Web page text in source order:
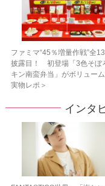
ファミマ“45％増量作戦”全
披露目！ 初登場「3色そぼ
キン南蛮弁当」がボリュー
実物レポ＞
インタ